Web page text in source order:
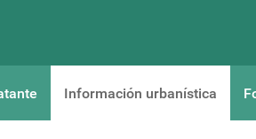
Información urbanística